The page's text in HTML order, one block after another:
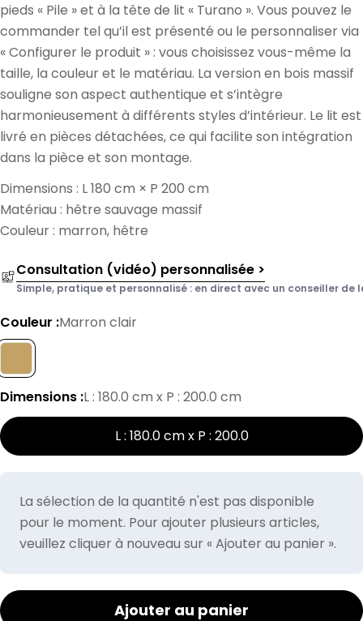
pieds « Pile » et à la tête de lit « Turano ». Vous pouvez le
commander tel qu’il est présenté ou le personnaliser via
« Configurer le produit » : vous choisissez vous-même la
taille, la couleur et le matériau. La version en bois massif
souligne son aspect authentique et s’intègre
harmonieusement à différents styles d’intérieur. Le lit est
livré en pièces détachées, ce qui facilite son intégration
dans la pièce et son montage.
Dimensions : L 180 cm × P 200 cm
Matériau : hêtre sauvage massif
Couleur : marron, hêtre
Consultation (vidéo) personnalisée >
Simple, pratique et personnalisé : en direct avec un conseiller de
Couleur :Marron clair
Dimensions :L : 180.0 cm x P : 200.0 cm
L : 180.0 cm x P : 200.0
La sélection de la quantité n'est pas disponible
pour le moment. Pour ajouter plusieurs articles,
veuillez cliquer à nouveau sur « Ajouter au panier ».
Ajouter au panier